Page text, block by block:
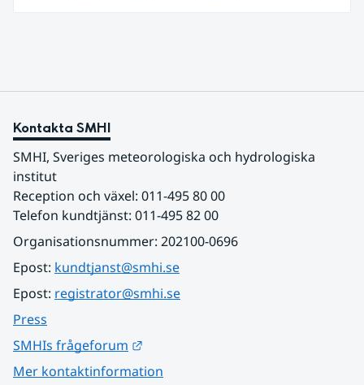
Kontakta SMHI
SMHI, Sveriges meteorologiska och hydrologiska
institut
Reception och växel: 011-495 80 00
Telefon kundtjänst: 011-495 82 00
Organisationsnummer: 202100-0696
Epost: kundtjanst@smhi.se
Epost: registrator@smhi.se
Press
SMHIs frågeforum
Mer kontaktinformation